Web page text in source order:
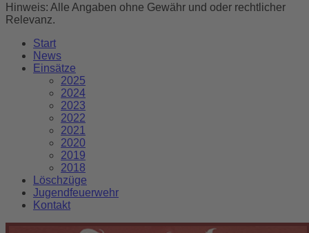
Hinweis: Alle Angaben ohne Gewähr und oder rechtlicher
Relevanz.
Start
News
Einsätze
2025
2024
2023
2022
2021
2020
2019
2018
Löschzüge
Jugendfeuerwehr
Kontakt